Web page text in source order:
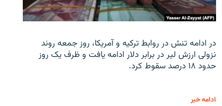
در ادامه تنش در روابط ترکیه و آمریکا، روز جمعه روند
نزولی ارزش لیر در برابر دلار ادامه یافت و ظرف یک روز
حدود ۱۸ درصد سقوط کرد.
ادامه خبر